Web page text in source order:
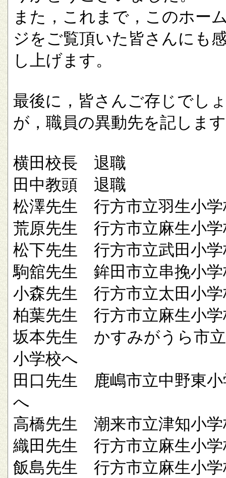
また，これまで，このホー
ジをご覧頂いた皆さんにも
し上げます。
最後に，皆さんご存じでし
が，職員の異動先を記しま
横田校長 退職
田中教頭 退職
松澤先生 行方市立羽生小学
荒原先生 行方市立麻生小学
松下先生 行方市立武田小学
駒舘先生 鉾田市立串挽小学
小森先生 行方市立太田小学
柏葉先生 行方市立麻生小学
坂本先生 かすみがうら市
小学校へ
田口先生 鹿嶋市立中野東小
へ
高橋先生 潮来市立津知小学
織田先生 行方市立麻生小学
飯島先生 行方市立麻生小学